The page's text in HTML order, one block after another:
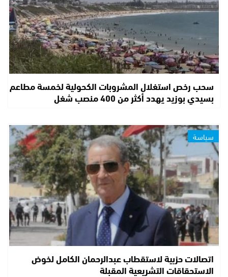
سحب رخص استغلال المشروبات الكحولية لخمسة مطاعم
بسيدي بوزيد يهدد أكثر من 400 منصب شغل
سياسة
اتصالات حزبية لاستقطاب عبدالرحمان الكامل لخوض
الاستحقاقات التشريعية المقبلة